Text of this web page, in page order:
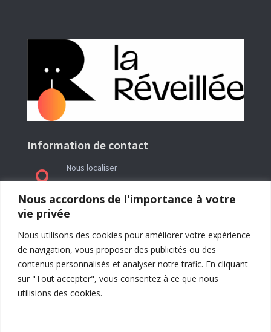
Nous accordons de l'importance à votre
vie privée
Nous utilisons des cookies pour améliorer votre expérience
de navigation, vous proposer des publicités ou des
contenus personnalisés et analyser notre trafic. En cliquant
sur "Tout accepter", vous consentez à ce que nous
utilisions des cookies.
Information de contact

Nous localiser
Le siège social de l’association La Réveillée se
trouve en Ariège (09) à l’adresse : Rieutailhol –
09290 Gabre